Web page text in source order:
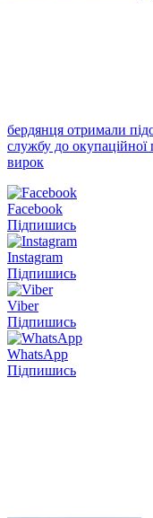
бердянця отримали
службу до
вирок
Facebook
Підпишись
Instagram
Підпишись
Viber
Підпишись
WhatsApp
Підпишись